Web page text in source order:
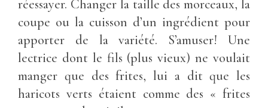
réessayer. Changer la taille des morceaux, la
coupe ou la cuisson d’un ingrédient pour
apporter de la variété. S’amuser! Une
lectrice dont le fils (plus vieux) ne voulait
manger que des frites, lui a dit que les
haricots verts étaient comme des « frites